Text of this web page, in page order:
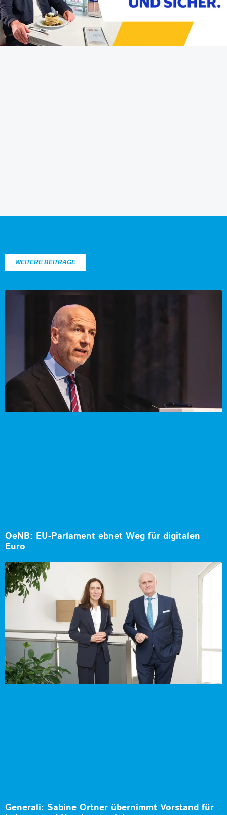
WEITERE BEITRÄGE
OeNB: EU-Parlament ebnet Weg für digitalen
Euro
Generali: Sabine Ortner übernimmt Vorstand für